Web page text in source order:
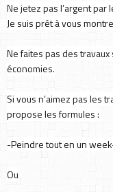
Ne jetez pas l’argent par
Je suis prêt à vous
Ne faites pas des
économies.
Si vous n’aimez pas les
propose les formules :
-Peindre tout en un
Ou